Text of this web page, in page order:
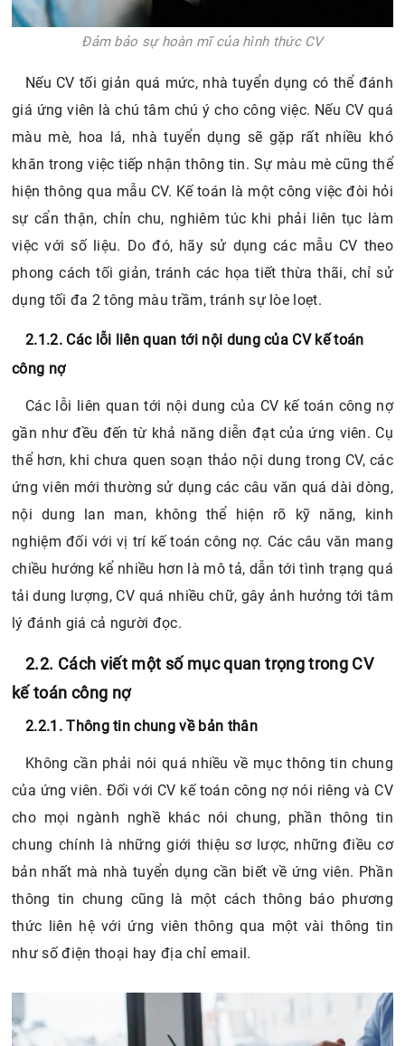
Đảm bảo sự hoàn mĩ của hình thức CV
Nếu CV tối giản quá mức, nhà tuyển dụng có thể đánh
giá ứng viên là chú tâm chú ý cho công việc. Nếu CV quá
màu mè, hoa lá, nhà tuyển dụng sẽ gặp rất nhiều khó
khăn trong việc tiếp nhận thông tin. Sự màu mè cũng thể
hiện thông qua mẫu CV. Kế toán là một công việc đòi hỏi
sự cẩn thận, chỉn chu, nghiêm túc khi phải liên tục làm
việc với số liệu. Do đó, hãy sử dụng các mẫu CV theo
phong cách tối giản, tránh các họa tiết thừa thãi, chỉ sử
dụng tối đa 2 tông màu trầm, tránh sự lòe loẹt.
2.1.2. Các lỗi liên quan tới nội dung của CV kế toán
công nợ
Các lỗi liên quan tới nội dung của CV kế toán công nợ
gần như đều đến từ khả năng diễn đạt của ứng viên. Cụ
thể hơn, khi chưa quen soạn thảo nội dung trong CV, các
ứng viên mới thường sử dụng các câu văn quá dài dòng,
nội dung lan man, không thể hiện rõ kỹ năng, kinh
nghiệm đối với vị trí kế toán công nợ. Các câu văn mang
chiều hướng kể nhiều hơn là mô tả, dẫn tới tình trạng quá
tải dung lượng, CV quá nhiều chữ, gây ảnh hưởng tới tâm
lý đánh giá cả người đọc.
2.2. Cách viết một số mục quan trọng trong CV
kế toán công nợ
2.2.1. Thông tin chung về bản thân
Không cần phải nói quá nhiều về mục thông tin chung
của ứng viên. Đối với CV kế toán công nợ nói riêng và CV
cho mọi ngành nghề khác nói chung, phần thông tin
chung chính là những giới thiệu sơ lược, những điều cơ
bản nhất mà nhà tuyển dụng cần biết về ứng viên. Phần
thông tin chung cũng là một cách thông báo phương
thức liên hệ với ứng viên thông qua một vài thông tin
như số điện thoại hay địa chỉ email.